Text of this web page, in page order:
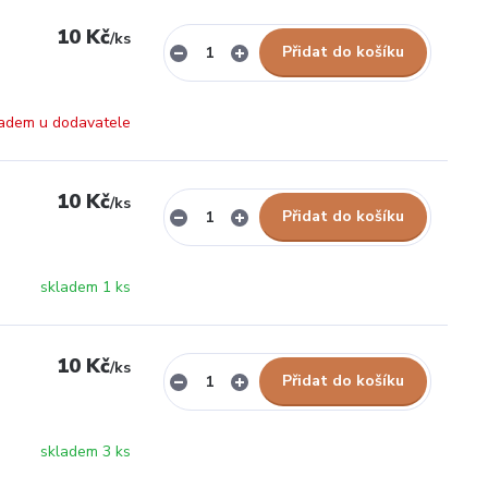
10 Kč/ks
u dodavatele
Přidat do košíku
10 Kč/ks
skladem 1 ks
Přidat do košíku
10 Kč/ks
skladem 3 ks
Přidat do košíku